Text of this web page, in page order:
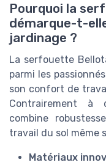
Pourquoi la
démarque-t-
jardinage ?
La serfouette
parmi les
son confort de
Contrairement à
combine
travail du sol même
Matériaux